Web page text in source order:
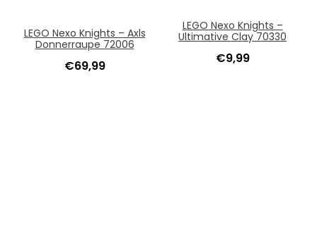
LEGO Nexo Knights – Axls
Donnerraupe 72006
€69,99
LEGO Nexo Knights –
Ultimative Clay 70330
€9,99